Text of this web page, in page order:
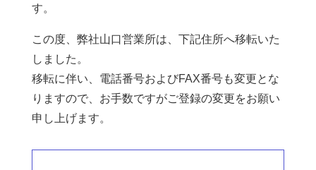
す。
この度、弊社山口営業所は、下記住所へ移転いた
しました。
移転に伴い、電話番号およびFAX番号も変更とな
りますので、お手数ですがご登録の変更をお願い
申し上げます。